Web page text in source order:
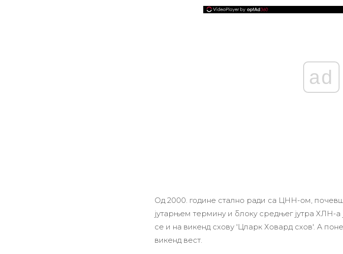
ad
Од 2000. године стално ради са ЦНН-ом,
јутарњем термину и блоку средњег јутра ХЛН-а
се и на викенд схову 'Цларк Ховард схов'. А
викенд вест.